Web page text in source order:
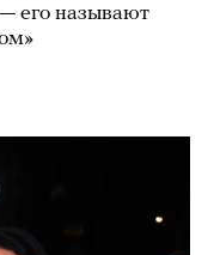
его называют